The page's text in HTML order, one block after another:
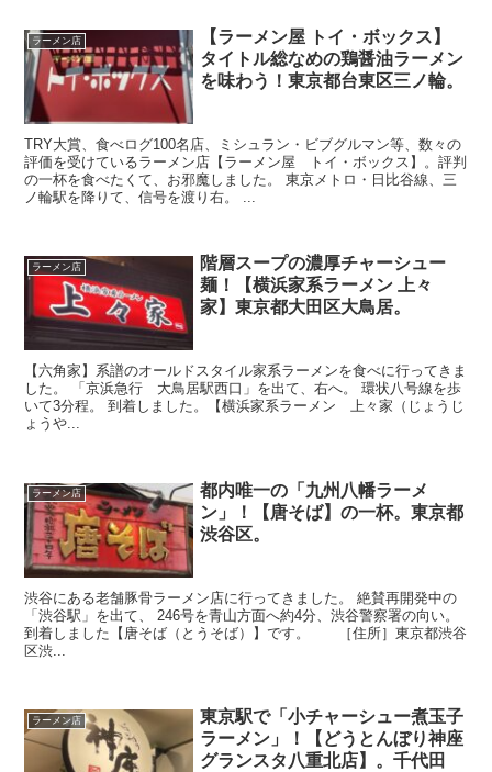
ラーメン店
【ラーメン屋 トイ・ボックス】
タイトル総なめの鶏醤油ラーメン
を味わう！東京都台東区三ノ輪。
TRY大賞、食べログ100名店、ミシュラン・ビブグルマン等、数々の
評価を受けているラーメン店【ラーメン屋 トイ・ボックス】。評判
の一杯を食べたくて、お邪魔しました。 東京メトロ・日比谷線、三
ノ輪駅を降りて、信号を渡り右。 ...
ラーメン店
階層スープの濃厚チャーシュー
麺！【横浜家系ラーメン 上々
家】東京都大田区大鳥居。
【六角家】系譜のオールドスタイル家系ラーメンを食べに行ってきま
した。 「京浜急行 大鳥居駅西口」を出て、右へ。 環状八号線を歩
いて3分程。 到着しました。【横浜家系ラーメン 上々家（じょうじ
ょうや...
ラーメン店
都内唯一の「九州八幡ラーメ
ン」！【唐そば】の一杯。東京都
渋谷区。
渋谷にある老舗豚骨ラーメン店に行ってきました。 絶賛再開発中の
「渋谷駅」を出て、 246号を青山方面へ約4分、渋谷警察署の向い。
到着しました【唐そば（とうそば）】です。 ［住所］東京都渋谷
区渋...
ラーメン店
東京駅で「小チャーシュー煮玉子
ラーメン」！【どうとんぼり神座
グランスタ八重北店】。千代田